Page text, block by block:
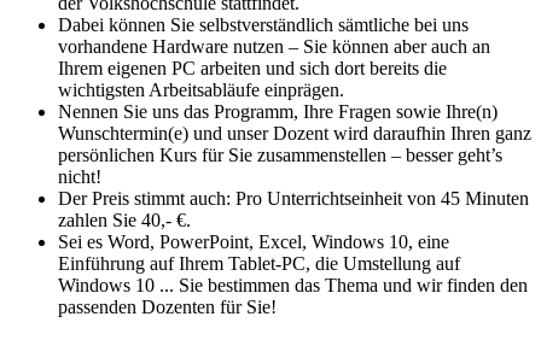
Dabei können Sie selbstverständlich sämtliche bei uns
vorhandene Hardware nutzen – Sie können aber auch an
Ihrem eigenen PC arbeiten und sich dort bereits die
wichtigsten Arbeitsabläufe einprägen.
Nennen Sie uns das Programm, Ihre Fragen sowie Ihre(n)
Wunschtermin(e) und unser Dozent wird daraufhin Ihren ganz
persönlichen Kurs für Sie zusammenstellen – besser geht’s
nicht!
Der Preis stimmt auch: Pro Unterrichtseinheit von 45 Minuten
zahlen Sie 40,- €.
Sei es Word, PowerPoint, Excel, Windows 10, eine
Einführung auf Ihrem Tablet-PC, die Umstellung auf
Windows 10 ... Sie bestimmen das Thema und wir finden den
passenden Dozenten für Sie!